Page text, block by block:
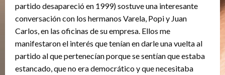
partido desapareció en 1999) sostuve una interesante
conversación con los hermanos Varela, Popi y Juan
Carlos, en las oficinas de su empresa. Ellos me
manifestaron el interés que tenían en darle una vuelta al
partido al que pertenecían porque se sentían que estaba
estancado, que no era democrático y que necesitaba